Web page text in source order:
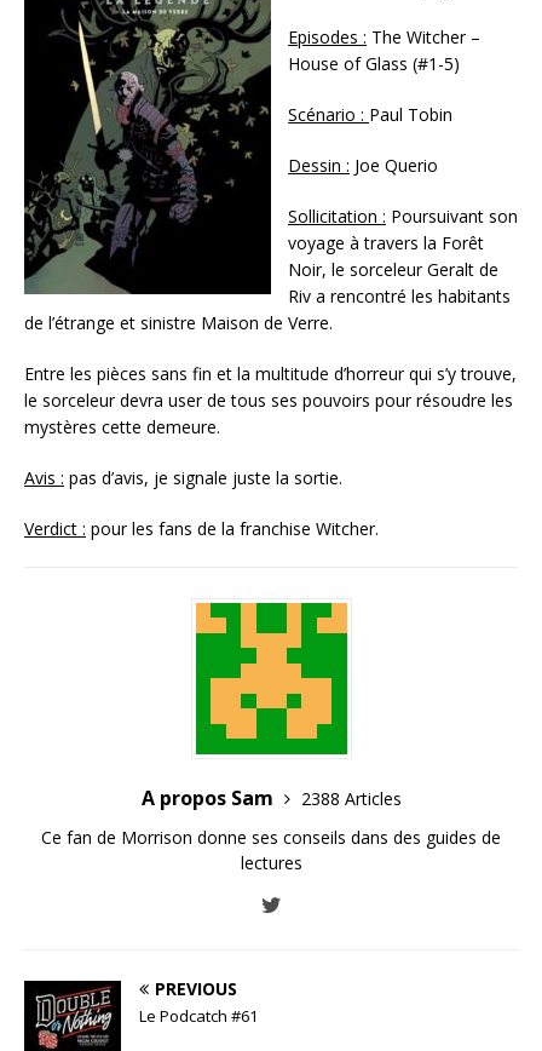
Episodes : The Witcher –
House of Glass (#1-5)
Scénario : Paul Tobin
Dessin : Joe Querio
Sollicitation : Poursuivant son
voyage à travers la Forêt
Noir, le sorceleur Geralt de
Riv a rencontré les habitants
de l’étrange et sinistre Maison de Verre.
Entre les pièces sans fin et la multitude d’horreur qui s’y trouve,
le sorceleur devra user de tous ses pouvoirs pour résoudre les
mystères cette demeure.
Avis : pas d’avis, je signale juste la sortie.
Verdict : pour les fans de la franchise Witcher.
A propos Sam
2388 Articles
Ce fan de Morrison donne ses conseils dans des guides de
lectures
PREVIOUS
Le Podcatch #61